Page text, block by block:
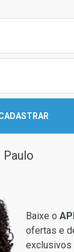
Paulo
Baixe o
ofertas e
exclusivos